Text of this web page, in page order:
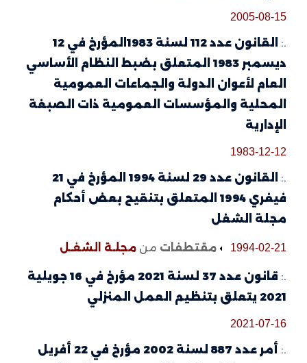
2005-08-15
القانون عدد 112 لسنة 1983المؤرخ في 12
ديسمبر 1983 المتعلق بضبط النظام الأساسي
العام لأعوان الدولة والجماعات العمومية
المحلية والمؤسسات العمومية ذات الصبغة
الإدارية
1983-12-12
القانون عدد 29 لسنة 1994 المؤرخ في 21
فيفري 1994 المتعلق بتنقيح بعض أحكام
مجلة الشغل
1994-02-21 مقتطفات من مجلـة الشغـل
قانون عدد 37 لسنة 2021 مؤرخ في 16 جويلية
2021 يتعلق بتنظيم العمل المنزلي
2021-07-16
أمر عدد 887 لسنة 2002 مؤرخ في 22 أفريل